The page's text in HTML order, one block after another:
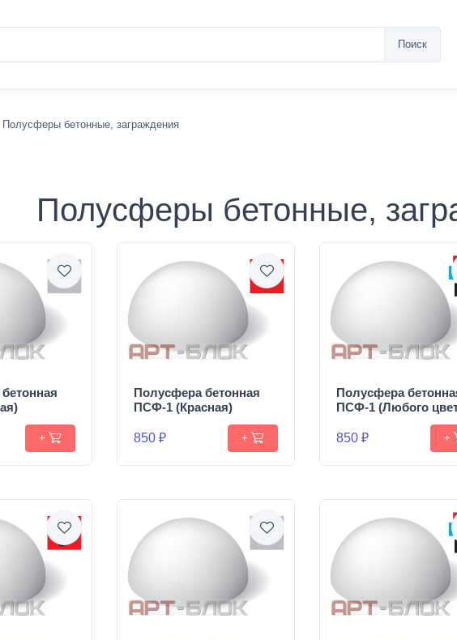
Поиск
Полусферы бетонные, заграждения
Полусферы бетонные,
+
Полусфера бетонная
ПСФ-1 (Красная)
850 ₽ +
Полусфера
ПСФ-1 (Любого
850 ₽ +